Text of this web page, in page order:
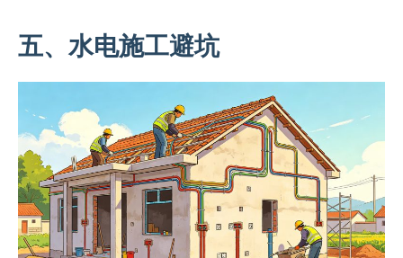
五、水电施工避坑